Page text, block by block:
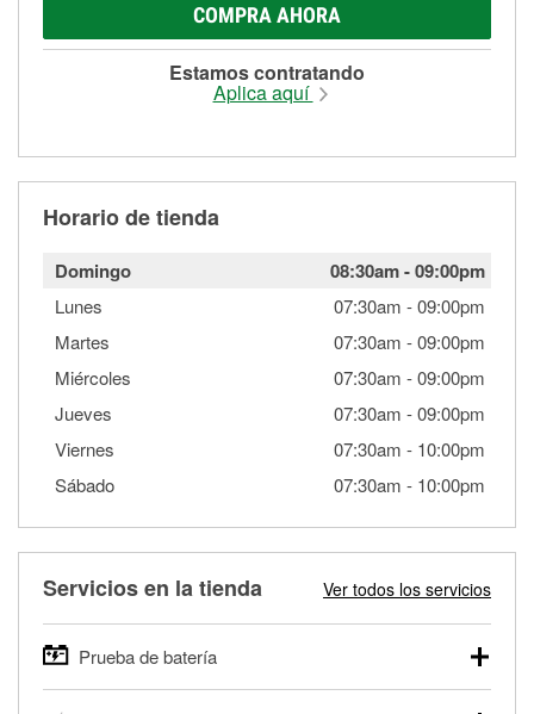
COMPRA AHORA
Estamos contratando
Aplica aquí
Horario de tienda
Domingo 08:30am-09:00pm
Lunes 07:30am -09:00pm
Martes
07:30am -09:00pm
Miércoles
07:30am -09:00pm
Jueves
07:30am -09:00pm
Viernes
07:30am - 10:00pm
Sábado
07:30am - 10:00pm
Servicios en la tienda Ver todos los servicios
Prueba de batería